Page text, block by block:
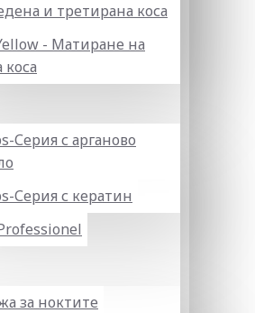
и третирана коса
- Матиране на
коса
Серия с арганово
Серия с кератин
за ноктите